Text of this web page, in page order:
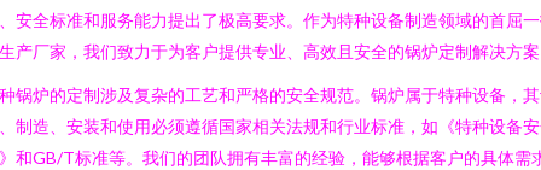
安全标准和服务能力提出了极高要求。作为特种设备制造领域的首屈
产厂家，我们致力于为客户提供专业、高效且安全的锅炉定制解决方
锅炉的定制涉及复杂的工艺和严格的安全规范。锅炉属于特种设备，
制造、安装和使用必须遵循国家相关法规和行业标准，如《特种设备
和GB/T标准等。我们的团队拥有丰富的经验，能够根据客户的具体需